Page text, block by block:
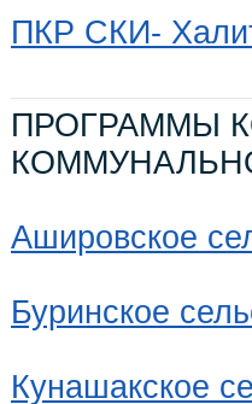
ПКР СКИ-
ПРОГРАММЫ
Ашировское
Буринское
Кунашакское